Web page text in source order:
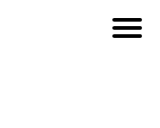
fara.de